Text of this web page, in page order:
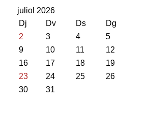
juliol 2026
Dj Dv Ds
Dg
2 3 4
5
9 10 11
12
16 17 18
19
23 24 25
26
30
31